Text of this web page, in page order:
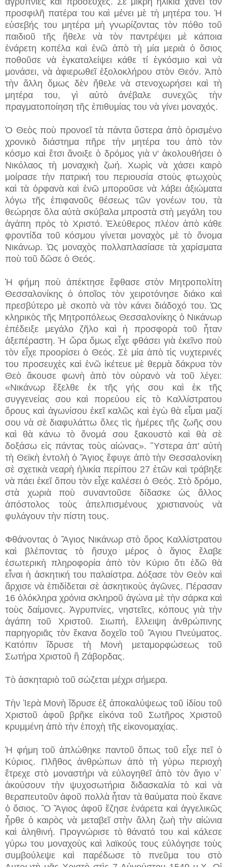
προσφιλῆ πατέρα του καὶ μένει μὲ τὴ μητέρα του. Ἡ
εὐσεβής του μητέρα μὴ γνωρίζοντας τὸν πόθο τοῦ
παιδιοῦ τῆς ἤθελε νὰ τὸν παντρέψει μὲ κάποια
ἐνάρετη κοπέλα καὶ ἐνῶ ἀπὸ τὴ μία μεριὰ ὁ ὅσιος
ποθοῦσε νὰ ἐγκαταλείψει κάθε τί ἐγκόσμιο καὶ νὰ
μονάσει, νὰ ἀφιερωθεῖ ἐξολοκλήρου στὸν Θεόν. Ἀπὸ
τὴν ἄλλη ὅμως δὲν ἤθελε νὰ στενοχωρήσει καὶ τὴ
μητέρα του, γὶ αὐτὸ ἀνέβαλε συνεχῶς τὴν
πραγματοποίηση τῆς ἐπιθυμίας του νὰ γίνει μοναχός.
Ὁ Θεὸς ποὺ προνοεῖ τὰ πάντα ὕστερα ἀπὸ ὁρισμένο
χρονικὸ διάστημα πῆρε τὴν μητέρα του ἀπὸ τὸν
κόσμο καὶ ἔτσι ἄνοιξε ὁ δρόμος γιὰ ν' ἀκολουθήσει ὁ
Νικόλαος τὴ μοναχικὴ ζωή. Χωρὶς νὰ χάσει καιρὸ
μοίρασε τὴν πατρική του περιουσία στοὺς φτωχοὺς
καὶ τὰ ὀρφανὰ καὶ ἐνῶ μποροῦσε νὰ λάβει ἀξιώματα
λόγω τῆς ἐπιφανοῦς θέσεως τῶν γονέων του, τὰ
θεώρησε ὅλα αὐτὰ σκύβαλα μπροστὰ στὴ μεγάλη του
ἀγάπη πρὸς τὸ Χριστό. Ἐλεύθερος πλέον ἀπὸ κάθε
φροντίδα τοῦ κόσμου γίνεται μοναχὸς μὲ τὸ ὄνομα
Νικάνωρ. Ὡς μοναχὸς πολλαπλασίασε τὰ χαρίσματα
ποὺ τοῦ δῶσε ὁ Θεός.
Ἡ φήμη ποὺ ἀπέκτησε ἔφθασε στὸν Μητροπολίτη
Θεσσαλονίκης ὁ ὁποῖος τὸν χειροτόνησε διάκο καὶ
πρεσβύτερο μὲ σκοπὸ νὰ τὸν κάνει διάδοχό του. Ὡς
κληρικὸς τῆς Μητροπόλεως Θεσσαλονίκης ὁ Νικάνωρ
ἐπέδειξε μεγάλο ζῆλο καὶ ἡ προσφορὰ τοῦ ἦταν
ἀξεπέραστη. Ἡ ὥρα ὅμως εἶχε φθάσει γιὰ ἐκεῖνο ποὺ
τὸν εἶχε προορίσει ὁ Θεός. Σὲ μία ἀπὸ τὶς νυχτερινές
του προσευχὲς καὶ ἐνῶ ἱκέτευε μὲ θερμὰ δάκρυα τὸν
Θεὸ ἄκουσε φωνὴ ἀπὸ τὸν οὐρανὸ νὰ τοῦ λέγει:
«Νικάνωρ ἔξελθε ἐκ τῆς γής σου καὶ ἐκ τῆς
συγγενείας σου καὶ πορεύου εἰς τὸ Καλλίστρατου
ὅρους καὶ ἀγωνίσου ἐκεῖ καλῶς καὶ ἐγὼ θὰ εἶμαι μαζί
σου νὰ σὲ διαφυλάττω ὅλες τὶς ἡμέρες τῆς ζωῆς σου
καὶ θὰ κάνω τὸ ὄνομά σου ξακουστὸ καὶ θὰ σὲ
δοξάσω εἰς πάντας τοὺς αἰώνας». Ὕστερα ἀπ' αὐτὴ
τὴ Θεϊκὴ ἐντολὴ ὁ Ἅγιος ἔφυγε ἀπὸ τὴν Θεσσαλονίκη
σὲ σχετικὰ νεαρὴ ἡλικία περίπου 27 ἐτῶν καὶ τράβηξε
νὰ πάει ἐκεῖ ὅπου τὸν εἶχε καλέσει ὁ Θεός. Στὸ δρόμο,
στὰ χωριὰ ποὺ συναντοῦσε δίδασκε ὡς ἄλλος
ἀπόστολος τοὺς ἀπελπισμένους χριστιανοὺς νὰ
φυλάγουν τὴν πίστη τους.
Φθάνοντας ὁ Ἅγιος Νικάνωρ στὸ ὅρος Καλλίστρατου
καὶ βλέποντας τὸ ἥσυχο μέρος ὁ ἅγιος ἔλαβε
ἐσωτερικὴ πληροφορία ἀπὸ τὸν Κύριο ὅτι ἐδῶ θὰ
εἶναι ἡ ἀσκητική του παλαίστρα. Δόξασε τὸν Θεὸν καὶ
ἄρχισε νὰ ἐπιδίδεται σὲ ἀσκητικοὺς ἀγῶνες. Πέρασαν
16 ὁλόκληρα χρόνια σκληροῦ ἀγώνα μὲ τὴν σάρκα καὶ
τοὺς δαίμονες. Ἀγρυπνίες, νηστεῖες, κόπους γιὰ τὴν
ἀγάπη τοῦ Χριστοῦ. Σιωπή, ἔλλειψη ἀνθρώπινης
παρηγοριᾶς τὸν ἔκανα δοχεῖο τοῦ Ἅγιου Πνεύματος.
Κατόπιν ἵδρυσε τὴ Μονὴ μεταμορφώσεως τοῦ
Σωτήρα Χριστοῦ ἢ Ζάβορδας.
Τὸ ἀσκηταριὸ τοῦ σώζεται μέχρι σήμερα.
Τὴν Ἱερὰ Μονὴ ἵδρυσε ἐξ ἀποκαλύψεως τοῦ ἰδίου τοῦ
Χριστοῦ ἀφοῦ βρῆκε εἰκόνα τοῦ Σωτῆρος Χριστοῦ
κρυμμένη ἀπὸ τὴν ἐποχὴ τῆς εἰκονομαχίας.
Ἡ φήμη τοῦ ἁπλώθηκε παντοῦ ὅπως τοῦ εἶχε πεῖ ὁ
Κύριος. Πλῆθος ἀνθρώπων ἀπὸ τὴ γύρω περιοχὴ
ἔτρεχε στὸ μοναστήρι νὰ εὐλογηθεῖ ἀπὸ τὸν ἅγιο ν΄
ἀκούσουν τὴν ψυχοσωτήρια διδασκαλία τὸ καὶ νὰ
θεραπευτοῦν ἀφοῦ πολλὰ ἦταν τὰ θαύματα ποὺ ἔκανε
ὁ ὅσιος. Ὃ Ἅγιος ἀφοῦ ἔζησε ἐνάρετα καὶ ἀγγελικῶς
ἦρθε ὁ καιρὸς νὰ μεταβεῖ στὴν ἄλλη ζωὴ τὴν αἰώνια
καὶ ἀληθινή. Προγνώρισε τὸ θάνατό του καὶ κάλεσε
γύρω του μοναχοὺς καὶ λαϊκούς τους εὐλόγησε τοὺς
συμβούλεψε καὶ παρέδωσε τὸ πνεῦμα του στὸ